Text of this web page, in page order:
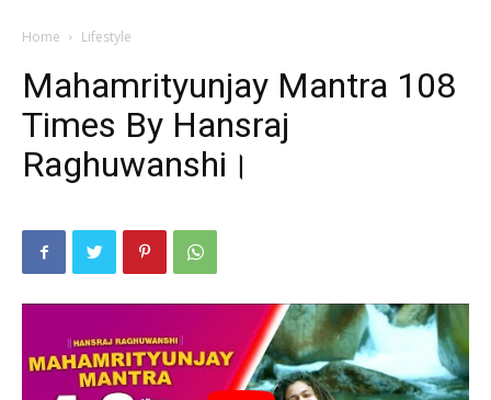
Home Lifestyle
Mahamrityunjay Mantra 108
Times By Hansraj
Raghuwanshi।